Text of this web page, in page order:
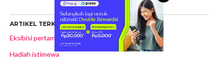
ARTIKEL TERKAIT
Eksibisi pertamaku – 1
Hadiah istimewa